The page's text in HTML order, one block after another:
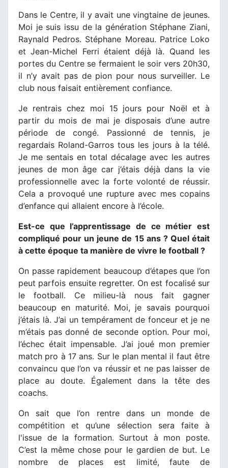
Dans le Centre, il y avait une vingtaine de jeunes.
Moi je suis issu de la génération Stéphane Ziani,
Raynald Pedros. Stéphane Moreau. Patrice Loko
et Jean-Michel Ferri étaient déjà là. Quand les
portes du Centre se fermaient le soir vers 20h30,
il n’y avait pas de pion pour nous surveiller. Le
club nous faisait entièrement confiance.
Je rentrais chez moi 15 jours pour Noël et à
partir du mois de mai je disposais d’une autre
période de congé. Passionné de tennis, je
regardais Roland-Garros tous les jours à la télé.
Je me sentais en total décalage avec les autres
jeunes de mon âge car j’étais déjà dans la vie
professionnelle avec la forte volonté de réussir.
Cela a provoqué une rupture avec mes copains
d’enfance qui allaient encore à l’école.
Est-ce que l’apprentissage de ce métier est
compliqué pour un jeune de 15 ans ? Quel était
à cette époque ta manière de vivre le football ?
On passe rapidement beaucoup d’étapes que l’on
peut parfois ensuite regretter. On est focalisé sur
le football. Ce milieu-là nous fait gagner
beaucoup en maturité. Moi, je savais pourquoi
j’étais là. J’ai un tempérament de fonceur et je ne
m’étais pas donné de seconde option. Pour moi,
l’échec était impensable. J’ai joué mon premier
match pro à 17 ans. Sur le plan mental il faut être
convaincu que l’on va réussir et ne pas laisser de
place au doute. Également dans la tête des
coachs.
On sait que l’on rentre dans un monde de
compétition et qu’une sélection sera faite à
l'issue de la formation. Surtout à mon poste.
C’est la même chose pour le gardien de but. Le
nombre de places est limité, faute de